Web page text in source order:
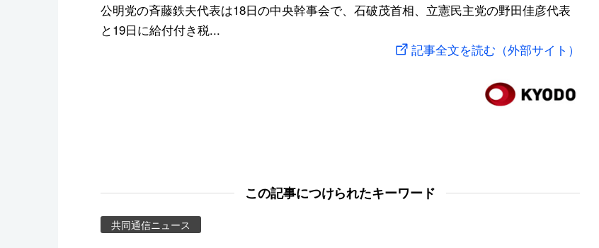
公明党の斉藤鉄夫代表は18日の中央幹事会で、石破茂首相、立憲民主党の野田佳彦代表
と19日に給付付き税...
記事全文を読む（外部サイト）
この記事につけられたキーワード
共同通信ニュース